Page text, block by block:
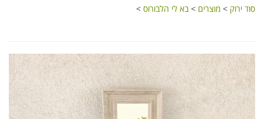
סוד ירוק > מוצרים >בא לי הלבורוס >